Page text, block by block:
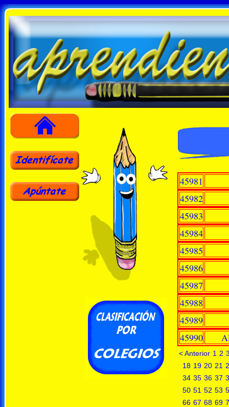
45981
45982
45983
45984
45985
45986
45987
45988
45989
45990
< Anterior 1 2
18 19 20 21
34 35 36 37
50 51 52 53
66 67 68 69